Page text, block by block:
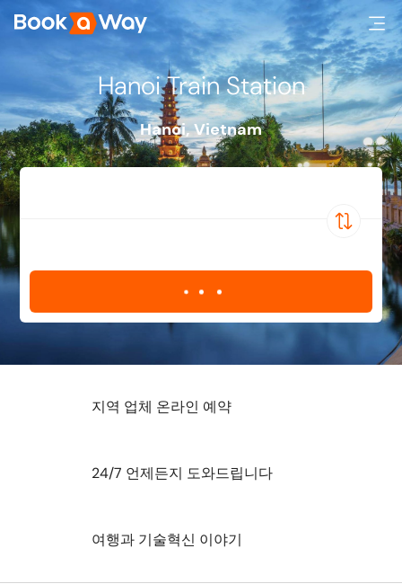
Hanoi Train Station
Hanoi,Vietnam
지역 업체 온라인 예약
24/7 언제든지 도와드립니다
여행과 기술혁신 이야기